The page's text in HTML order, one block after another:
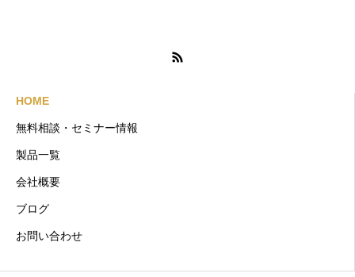
HOME
無料相談・セミナー情報
製品一覧
会社概要
ブログ
お問い合わせ